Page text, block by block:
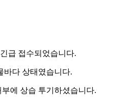
급 접수되었습니다.
바다 상태였습니다.
에 상습 투기하셨습니다.